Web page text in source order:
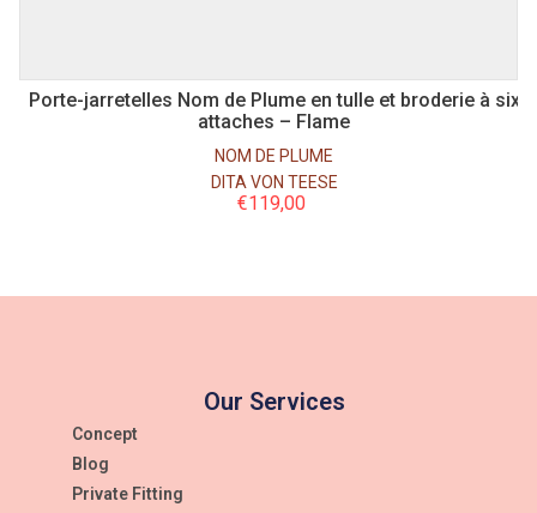
Porte-jarretelles Nom de Plume en tulle et broderie à six
attaches – Flame
NOM DE PLUME
DITA VON TEESE
€119,00
Our Services
Concept
Blog
Private Fitting